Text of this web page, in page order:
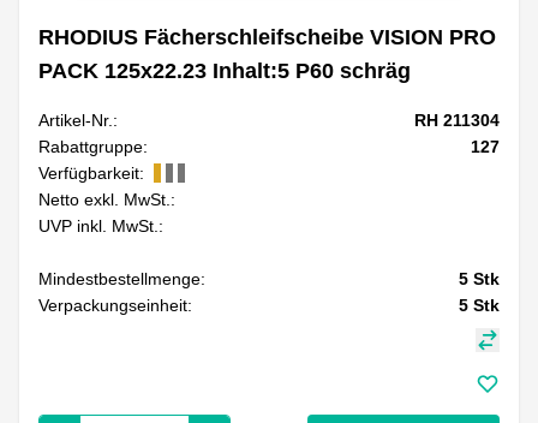
RHODIUS Fächerschleifscheibe VISION PRO
PACK 125x22.23 Inhalt:5 P60 schräg
Artikel-Nr.:
RH 211304
Rabattgruppe:
127
Verfügbarkeit:
Netto exkl. MwSt.:
UVP inkl. MwSt.:
Mindestbestellmenge: 5 Stk
Verpackungseinheit:
5 Stk